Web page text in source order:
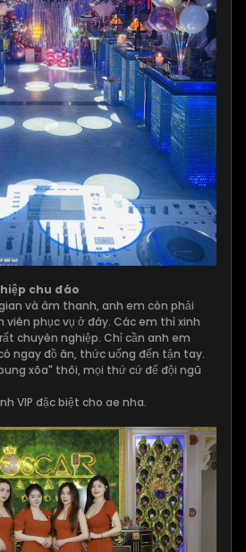
chu đáo
và âm thanh, anh em còn phải
viên phục vụ ở đây. Các em thì xinh
chuyên nghiệp. Chỉ cần anh em
ngay đồ ăn, thức uống đến tận tay.
xõa" thôi, mọi thứ cứ để đội ngũ
VIP đặc biệt cho ae nha.